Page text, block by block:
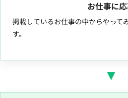
お仕事に
掲載しているお仕事の中からやって
す。